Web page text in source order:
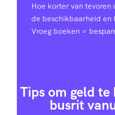
Hoe korter van
de beschikbaarheid en
Vroeg boeken =
Tips om geld te
busrit